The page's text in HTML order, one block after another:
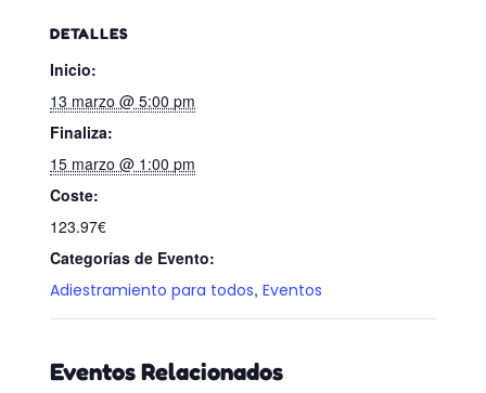
DETALLES
Inicio:
13 marzo @ 5:00 pm
Finaliza:
15 marzo @ 1:00 pm
Coste:
123.97€
Categorías de Evento:
Adiestramiento para todos,Eventos
Eventos Relacionados